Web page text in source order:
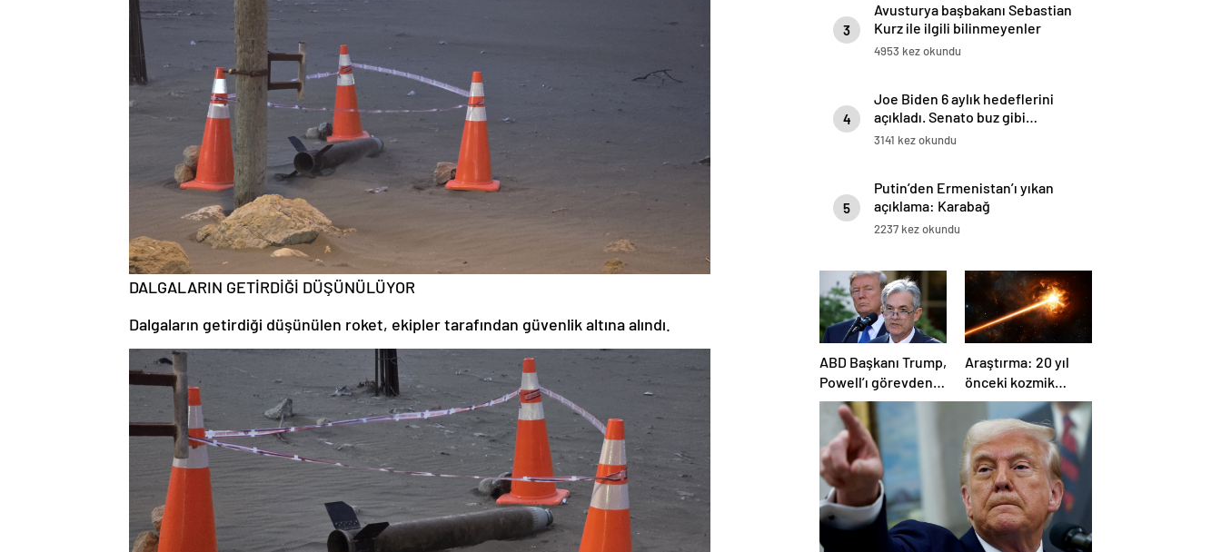
DALGALARIN GETİRDİĞİ DÜŞÜNÜLÜYOR
Dalgaların getirdiği düşünülen roket, ekipler tarafından güvenlik altına alındı.
3
Avusturya başbakanı Sebastian
Kurz ile ilgili bilinmeyenler
4953 kez okundu
4
Joe Biden 6 aylık hedeflerini
açıkladı. Senato buz gibi…
3141 kez okundu
5
Putin’den Ermenistan’ı yıkan
açıklama: Karabağ
Azerbaycan’ın ayrılmaz bir
2237 kez okundu
ABD Başkanı Trump,
Powell’ı görevden
almayacağını
söyledi
Araştırma: 20 yıl
önceki kozmik
patlama, element
oluşumunda önemli
rol oynuyor